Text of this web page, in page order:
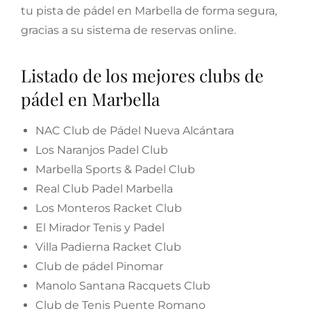
tu pista de pádel en Marbella de forma segura,
gracias a su sistema de reservas online.
Listado de los mejores clubs de
pádel en Marbella
NAC Club de Pádel Nueva Alcántara
Los Naranjos Padel Club
Marbella Sports & Padel Club
Real Club Padel Marbella
Los Monteros Racket Club
El Mirador Tenis y Padel
Villa Padierna Racket Club
Club de pádel Pinomar
Manolo Santana Racquets Club
Club de Tenis Puente Romano